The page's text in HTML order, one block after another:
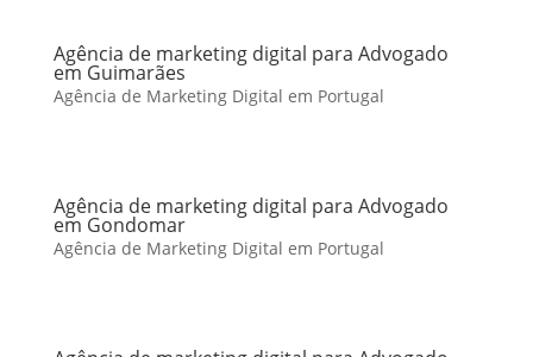
Agência de marketing digital para Advogado
em Guimarães
Agência de Marketing Digital em Portugal
Agência de marketing digital para Advogado
em Gondomar
Agência de Marketing Digital em Portugal